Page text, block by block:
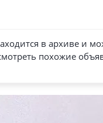
в архиве и
похожие